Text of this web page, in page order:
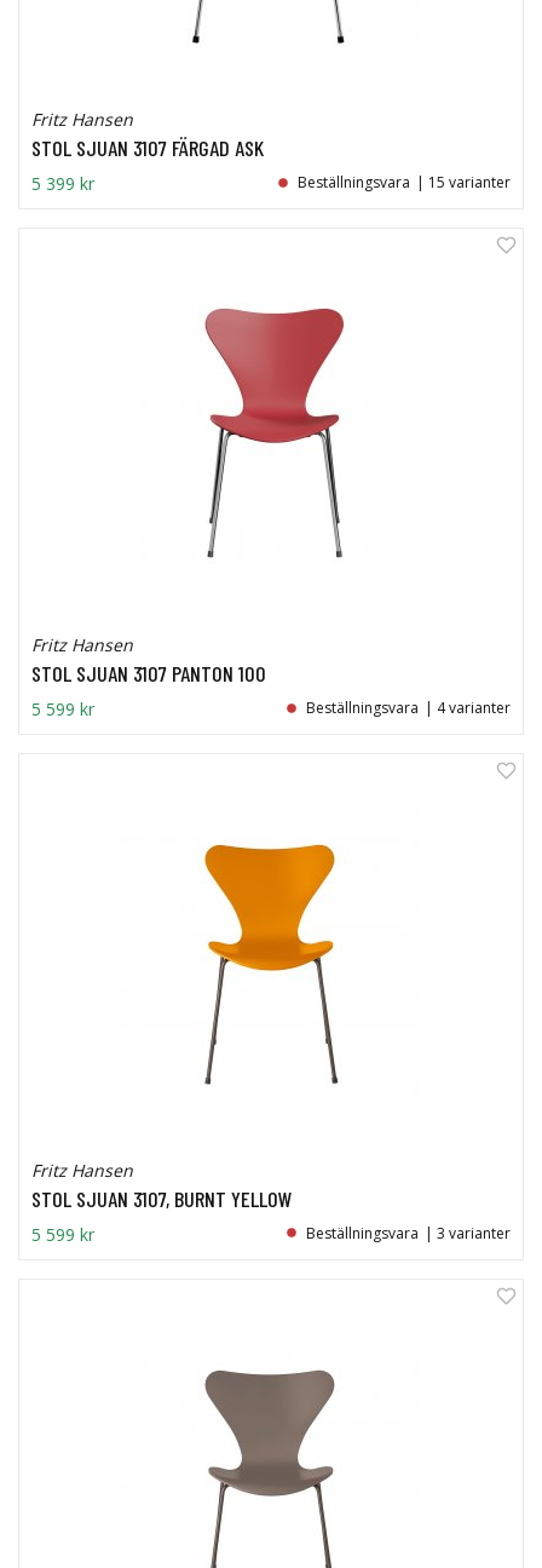
Fritz Hansen
STOL SJUAN 3107 FÄRGAD ASK
5 399 kr Beställningsvara | 15 varianter
Fritz Hansen
STOL SJUAN 3107 PANTON 100
5 599 kr Beställningsvara | 4 varianter
Fritz Hansen
STOL SJUAN 3107, BURNT YELLOW
5 599 kr Beställningsvara | 3 varianter